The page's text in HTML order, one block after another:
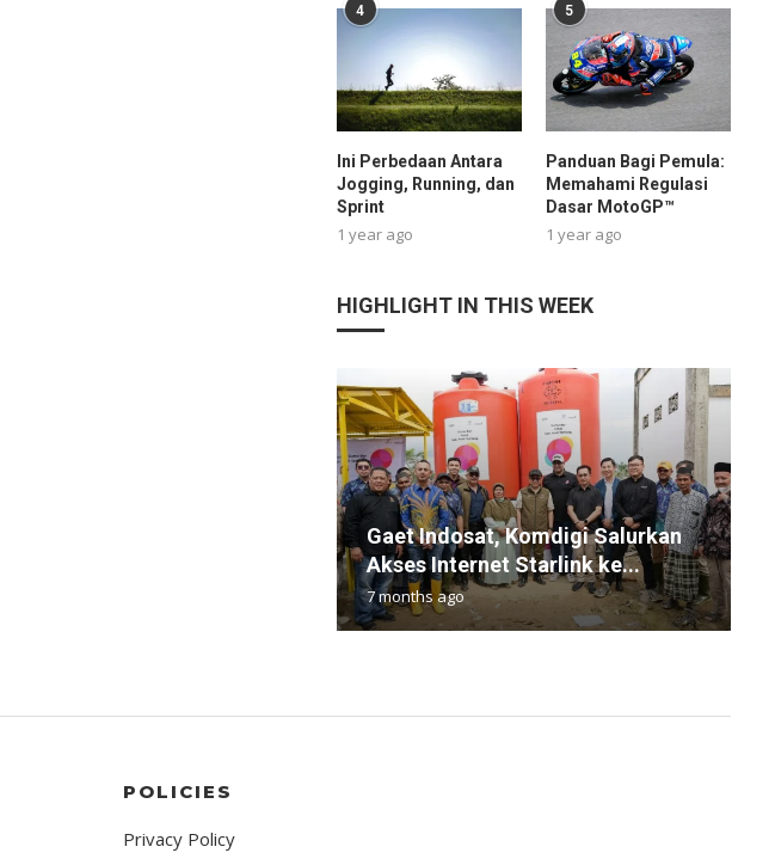
4
Ini Perbedaan Antara
Jogging, Running, dan
Sprint
1 year ago
5
Panduan Bagi Pemula:
Memahami Regulasi
Dasar MotoGP™
1 year ago
HIGHLIGHT IN THIS WEEK
Gaet Indosat, Komdigi Salurkan
Akses Internet Starlink ke...
7 months ago
POLICIES
Privacy Policy